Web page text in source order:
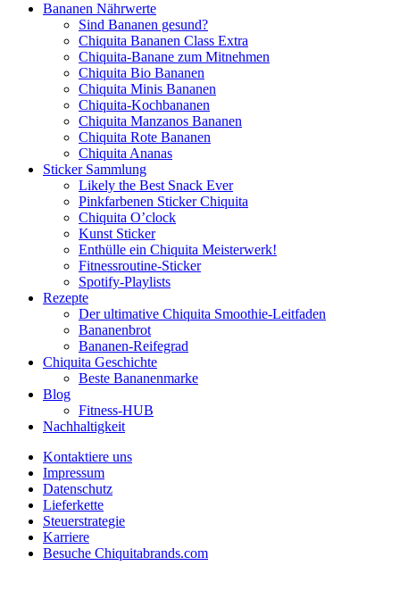
Bananen Nährwerte
Sind Bananen gesund?
Chiquita Bananen Class Extra
Chiquita-Banane zum Mitnehmen
Chiquita Bio Bananen
Chiquita Minis Bananen
Chiquita-Kochbananen
Chiquita Manzanos Bananen
Chiquita Rote Bananen
Chiquita Ananas
Sticker Sammlung
Likely the Best Snack Ever
Pinkfarbenen Sticker Chiquita
Chiquita O’clock
Kunst Sticker
Enthülle ein Chiquita Meisterwerk!
Fitnessroutine-Sticker
Spotify-Playlists
Rezepte
Der ultimative Chiquita Smoothie-Leitfaden
Bananenbrot
Bananen-Reifegrad
Chiquita Geschichte
Beste Bananenmarke
Blog
Fitness-HUB
Nachhaltigkeit
Kontaktiere uns
Impressum
Datenschutz
Lieferkette
Steuerstrategie
Karriere
Besuche Chiquitabrands.com